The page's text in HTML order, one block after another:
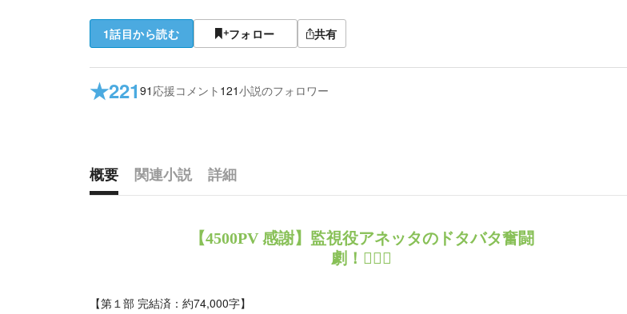
1話目から読む フォロー 共有
★221 91 応援コメント 121小説のフォロワー
概要 関連小説
詳細
【4500PV 感謝】監視役アネッタのドタバタ奮闘
劇！🏃🏼‍♀️
【第１部 完結済：約74,000字】